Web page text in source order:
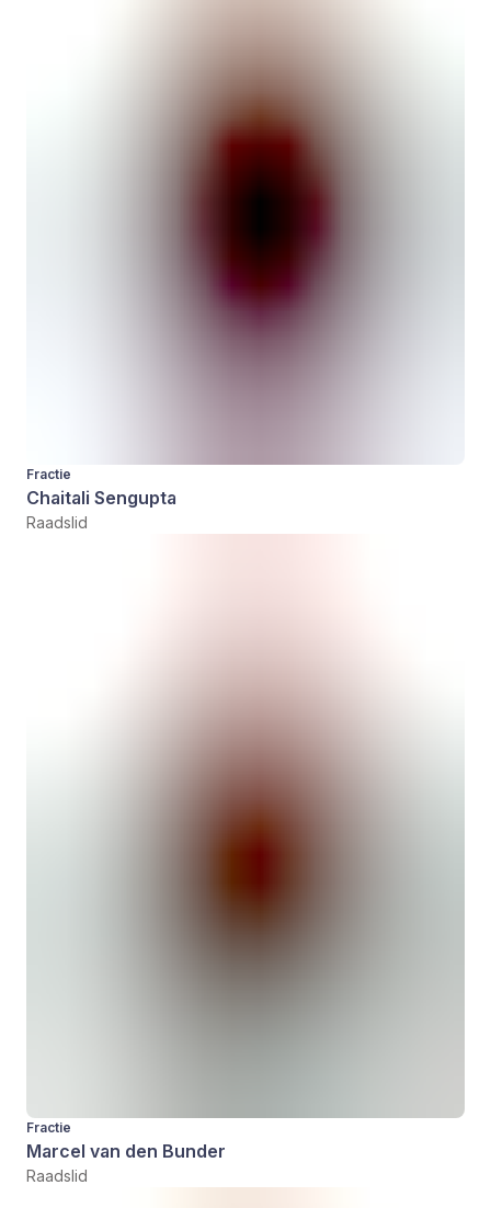
Fractie
Chaitali Sengupta
Raadslid
Fractie
Marcel van den Bunder
Raadslid